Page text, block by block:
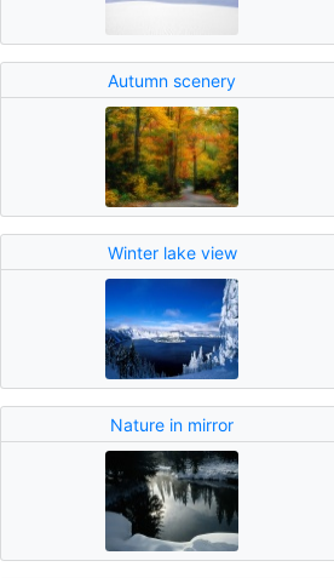
Autumn scenery
Winter lake view
Nature in mirror